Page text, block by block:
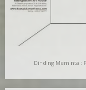
Dinding Meminta :